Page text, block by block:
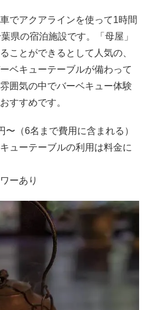
でアクアラインを使って1時間
県の宿泊施設です。「母屋」
ことができるとして人気の、
ベキューテーブルが備わって
囲気の中でバーベキュー体験
すすめです。
（6名まで費用に含まれる）
ューテーブルの利用は料金に
ーあり